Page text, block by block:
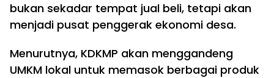
bukan sekadar tempat jual beli, tetapi akan
menjadi pusat penggerak ekonomi desa.
Menurutnya, KDKMP akan menggandeng
UMKM lokal untuk memasok berbagai produk